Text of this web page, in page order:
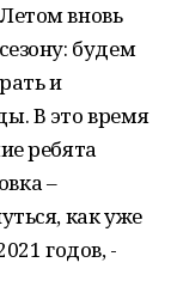
вновь
будем
и
В это время
ребята
–
как уже
годов, -